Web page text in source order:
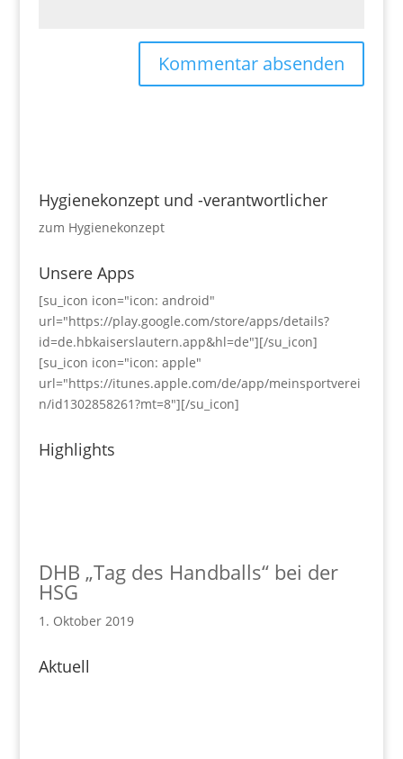
Hygienekonzept und -verantwortlicher
zum Hygienekonzept
Unsere Apps
[su_icon icon="icon: android"
url="https://play.google.com/store/apps/details?
id=de.hbkaiserslautern.app&hl=de"][/su_icon]
[su_icon icon="icon: apple"
url="https://itunes.apple.com/de/app/meinsportverei
n/id1302858261?mt=8"][/su_icon]
Highlights
DHB „Tag des Handballs“ bei der
HSG
1. Oktober 2019
Aktuell